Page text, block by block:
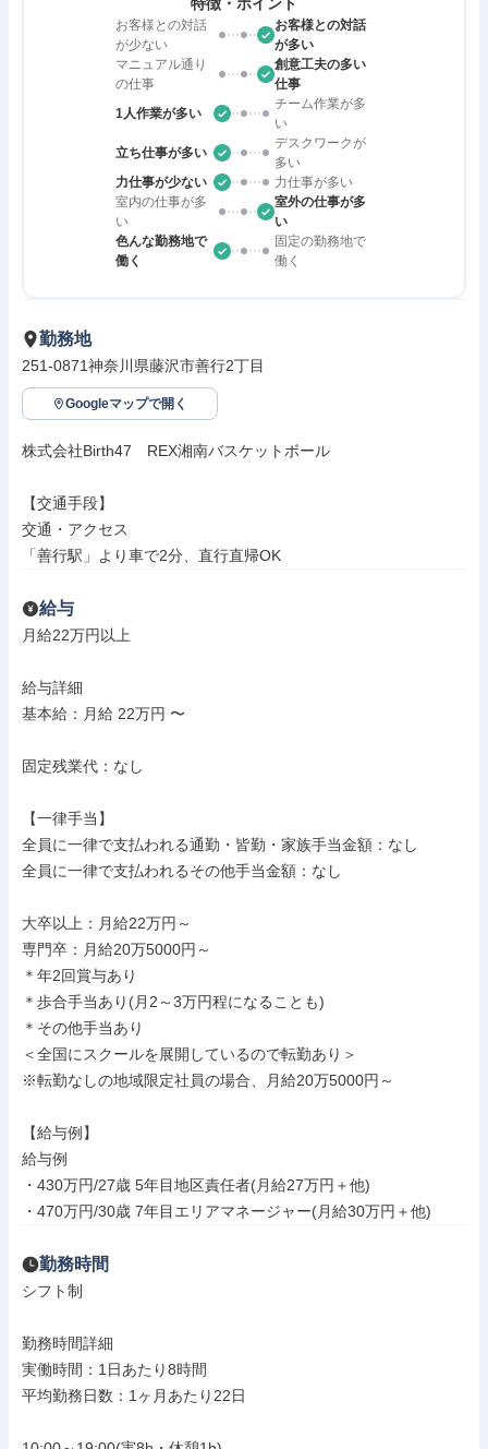
お客様との対話
が少ない
お客様との対話
が多い
マニュアル通り
の仕事
創意工夫の多い
仕事
1人作業が多い
チーム作業が多
い
立ち仕事が多い
デスクワークが
多い
力仕事が少ない
力仕事が多い
室内の仕事が多
い
室外の仕事が多
い
色んな勤務地で
働く
固定の勤務地で
働く
勤務地
251-0871神奈川県藤沢市善行2丁目
Googleマップで開く
株式会社Birth47　REX湘南バスケットボール
【交通手段】
交通・アクセス
「善行駅」より車で2分、直行直帰OK
給与
月給22万円以上
給与詳細
基本給：月給 22万円 〜
固定残業代：なし
【一律手当】
全員に一律で支払われる通勤・皆勤・家族手当金額：なし
全員に一律で支払われるその他手当金額：なし
大卒以上：月給22万円～
専門卒：月給20万5000円～
＊年2回賞与あり
＊歩合手当あり(月2～3万円程になることも)
＊その他手当あり
＜全国にスクールを展開しているので転勤あり＞
※転勤なしの地域限定社員の場合、月給20万5000円～
【給与例】
給与例
・430万円/27歳 5年目地区責任者(月給27万円＋他)
・470万円/30歳 7年目エリアマネージャー(月給30万円＋他)
勤務時間
シフト制
勤務時間詳細
実働時間：1日あたり8時間
平均勤務日数：1ヶ月あたり22日